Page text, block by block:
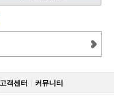
고객센터 커뮤니티